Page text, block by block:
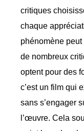
critiques
chaque
phénomène
de nombreux
optent pour des
c’est un film qui
sans s’engager
l’œuvre. Cela